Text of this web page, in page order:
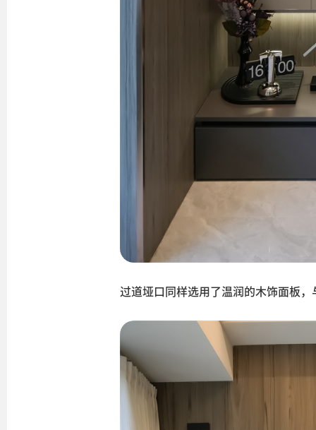
过道垭口同样选用了温润的木饰面板